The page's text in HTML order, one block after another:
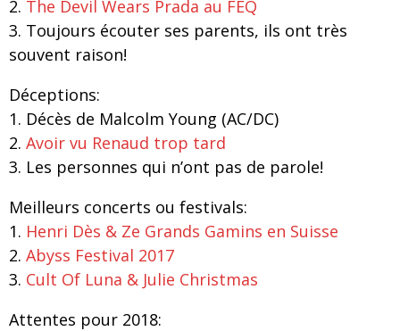
2. The Devil Wears Prada au FEQ
3. Toujours écouter ses parents, ils ont très
souvent raison!
Déceptions:
1. Décès de Malcolm Young (AC/DC)
2. Avoir vu Renaud trop tard
3. Les personnes qui n’ont pas de parole!
Meilleurs concerts ou festivals:
1. Henri Dès & Ze Grands Gamins en Suisse
2. Abyss Festival 2017
3. Cult Of Luna & Julie Christmas
Attentes pour 2018: